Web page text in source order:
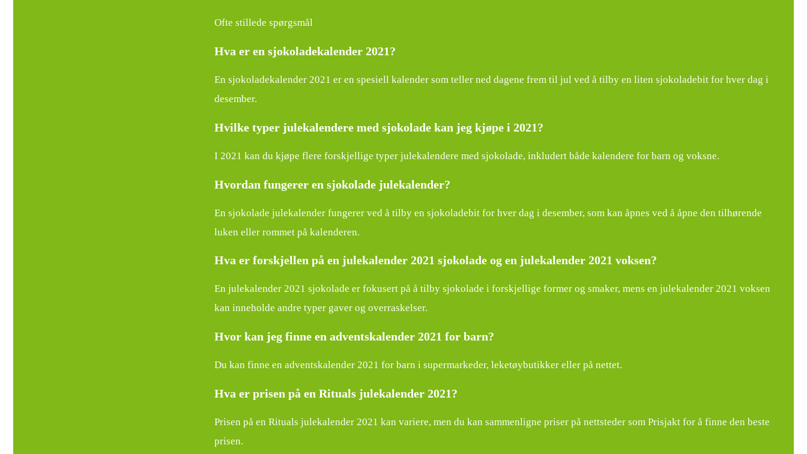
Ofte stillede spørgsmål
Hva er en sjokoladekalender 2021?
En sjokoladekalender 2021 er en spesiell kalender som teller ned dagene frem til jul ved å tilby en liten sjokoladebit for hver dag i
desember.
Hvilke typer julekalendere med sjokolade kan jeg kjøpe i 2021?
I 2021 kan du kjøpe flere forskjellige typer julekalendere med sjokolade, inkludert både kalendere for barn og voksne.
Hvordan fungerer en sjokolade julekalender?
En sjokolade julekalender fungerer ved å tilby en sjokoladebit for hver dag i desember, som kan åpnes ved å åpne den tilhørende
luken eller rommet på kalenderen.
Hva er forskjellen på en julekalender 2021 sjokolade og en julekalender 2021 voksen?
En julekalender 2021 sjokolade er fokusert på å tilby sjokolade i forskjellige former og smaker, mens en julekalender 2021 voksen
kan inneholde andre typer gaver og overraskelser.
Hvor kan jeg finne en adventskalender 2021 for barn?
Du kan finne en adventskalender 2021 for barn i supermarkeder, leketøybutikker eller på nettet.
Hva er prisen på en Rituals julekalender 2021?
Prisen på en Rituals julekalender 2021 kan variere, men du kan sammenligne priser på nettsteder som Prisjakt for å finne den beste
prisen.